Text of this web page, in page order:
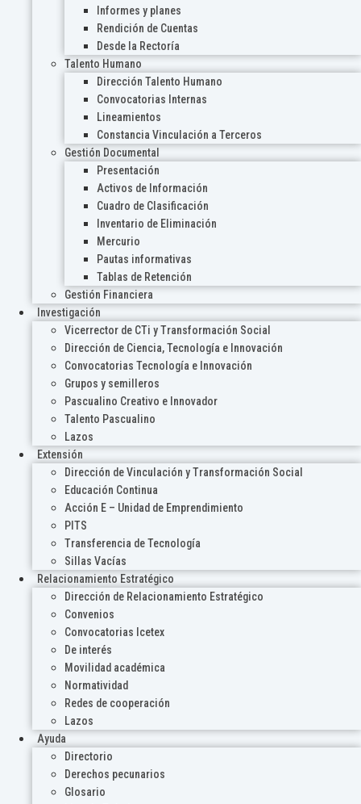
Informes y planes
Rendición de Cuentas
Desde la Rectoría
Talento Humano
Dirección Talento Humano
Convocatorias Internas
Lineamientos
Constancia Vinculación a Terceros
Gestión Documental
Presentación
Activos de Información
Cuadro de Clasificación
Inventario de Eliminación
Mercurio
Pautas informativas
Tablas de Retención
Gestión Financiera
Investigación
Vicerrector de CTi y Transformación Social
Dirección de Ciencia, Tecnología e Innovación
Convocatorias Tecnología e Innovación
Grupos y semilleros
Pascualino Creativo e Innovador
Talento Pascualino
Lazos
Extensión
Dirección de Vinculación y Transformación Social
Educación Continua
Acción E – Unidad de Emprendimiento
PITS
Transferencia de Tecnología
Sillas Vacías
Relacionamiento Estratégico
Dirección de Relacionamiento Estratégico
Convenios
Convocatorias Icetex
De interés
Movilidad académica
Normatividad
Redes de cooperación
Lazos
Ayuda
Directorio
Derechos pecunarios
Glosario